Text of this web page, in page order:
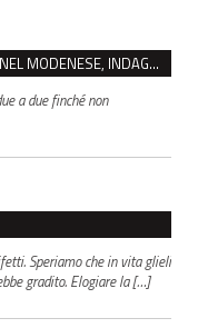
BULLISMO SU STUDENTE CON DISABILITÀ NEL MODENESE, INDAGATI DUE RAGAZZI DI 16 ANNI
a due finché non
Speriamo che in vita glieli
gradito. Elogiare la […]